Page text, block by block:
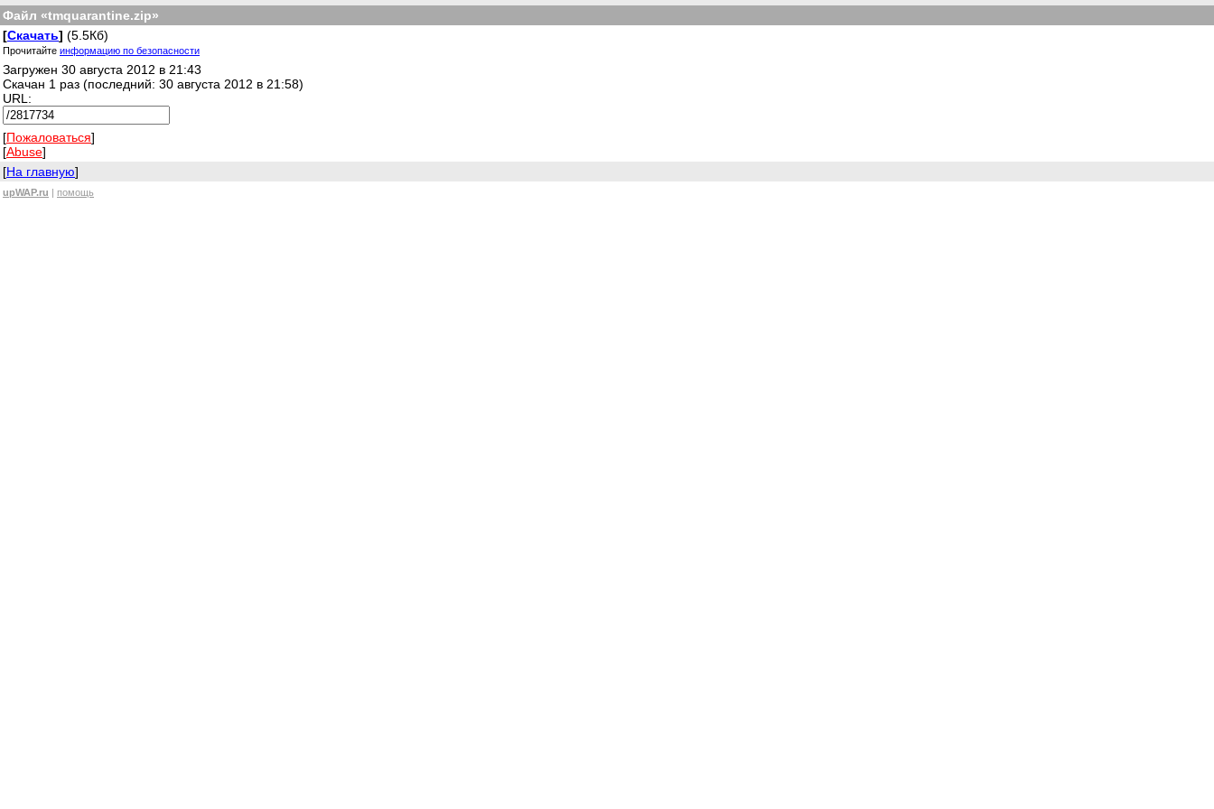
Файл «tmquarantine.zip»
[Скачать] (5.5Кб)
Прочитайте информацию по безопасности
Загружен 30 августа 2012 в 21:43
Скачан 1 раз (последний: 30 августа 2012 в 21:58)
URL:
[Пожаловаться]
[Abuse]
[На главную]
upWAP.ru | помощь